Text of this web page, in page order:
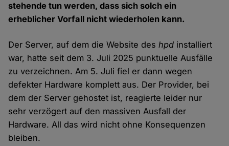
stehende tun werden, dass sich solch ein
erheblicher Vorfall nicht wiederholen kann.
Der Server, auf dem die Website deshpd installiert
war, hatte seit dem 3. Juli 2025 punktuelle Ausfälle
zu verzeichnen. Am 5. Juli fiel er dann wegen
defekter Hardware komplett aus. Der Provider, bei
dem der Server gehostet ist, reagierte leider nur
sehr verzögert auf den massiven Ausfall der
Hardware. All das wird nicht ohne Konsequenzen
bleiben.